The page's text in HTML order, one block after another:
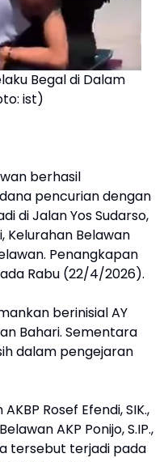
Begal di Dalam
ist)
berhasil
pencurian dengan
di Jalan Yos Sudarso,
Kelurahan Belawan
Penangkapan
Rabu (22/4/2026).
berinisial AY
Bahari. Sementara
dalam pengejaran
Rosef Efendi, SIK.,
AKP Ponijo, S.IP.,
tersebut terjadi pada